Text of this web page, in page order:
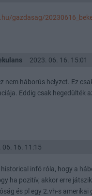
gazdasag/
2023. 06. 16. 15:01
nem háborús helyzet. Ez
Eddig csak hegedülték
06. 16. 11:15
infó róla, hogy a
ha pozitív, akkor erre
és pl egy 2.vh-s